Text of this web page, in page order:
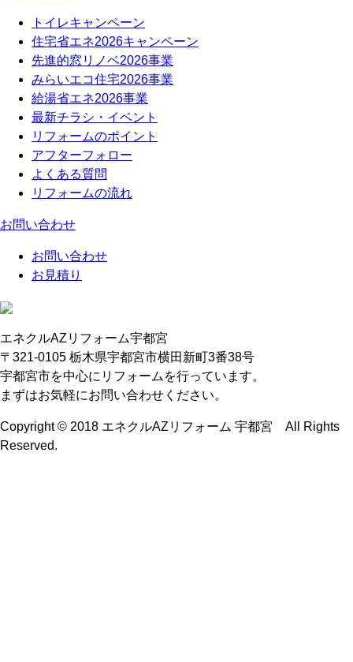
トイレキャンペーン
住宅省エネ2026キャンペーン
先進的窓リノベ2026事業
みらいエコ住宅2026事業
給湯省エネ2026事業
最新チラシ・イベント
リフォームのポイント
アフターフォロー
よくある質問
リフォームの流れ
お問い合わせ
お問い合わせ
お見積り
エネクルAZリフォーム宇都宮
〒321-0105 栃木県宇都宮市横田新町3番38号
宇都宮市を中心にリフォームを行っています。
まずはお気軽にお問い合わせください。
Copyright © 2018 エネクルAZリフォーム 宇都宮 All Rights
Reserved.